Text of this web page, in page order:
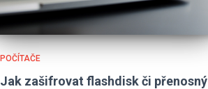
POČÍTAČE
Jak zašifrovat flashdisk či přenosný